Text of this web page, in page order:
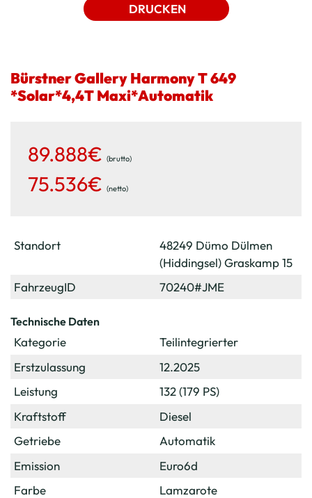
DRUCKEN
Bürstner Gallery Harmony T 649
*Solar*4,4T Maxi*Automatik
89.888€ (brutto)
75.536€ (netto)
Standort
FahrzeugID
48249 Dümo Dülmen
(Hiddingsel) Graskamp 15
70240#JME
Technische Daten
Kategorie
Erstzulassung
Leistung
Kraftstoff
Getriebe
Emission
Farbe
Teilintegrierter
12.2025
132 (179 PS)
Diesel
Automatik
Euro6d
Lamzarote